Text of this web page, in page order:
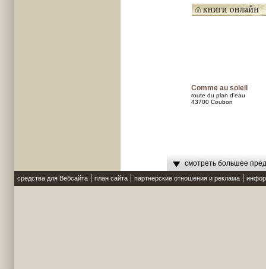
Comme au soleil
route du plan d'eau
43700 Coubon
смотреть большее
средства для Вебсайта план сайта партнерские отношения и реклама